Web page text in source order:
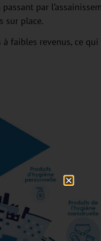
par
sur place.
faibles revenus, ce